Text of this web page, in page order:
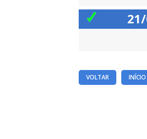
VOLTAR INÍCIO